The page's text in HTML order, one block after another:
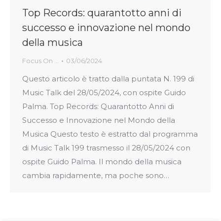
Top Records: quarantotto anni di
successo e innovazione nel mondo
della musica
Focus On ... 03/06/2024
Questo articolo è tratto dalla puntata N. 199 di
Music Talk del 28/05/2024, con ospite Guido
Palma. Top Records: Quarantotto Anni di
Successo e Innovazione nel Mondo della
Musica Questo testo è estratto dal programma
di Music Talk 199 trasmesso il 28/05/2024 con
ospite Guido Palma. Il mondo della musica
cambia rapidamente, ma poche sono…